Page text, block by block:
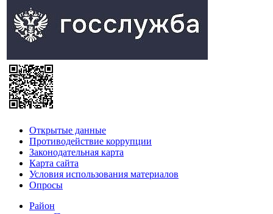
Открытые данные
Противодействие коррупции
Законодательная карта
Карта сайта
Условия использования материалов
Опросы
Район